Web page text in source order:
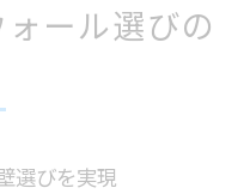
ール選びの
選びを実現